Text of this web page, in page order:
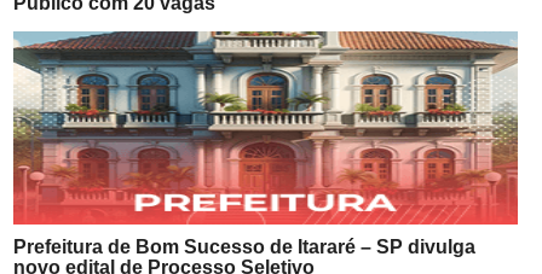
Prefeitura de Bom Sucesso de Itararé – SP divulga
novo edital de Processo Seletivo